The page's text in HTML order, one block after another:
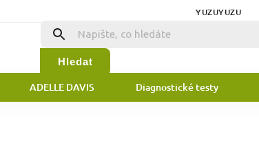
YUZUYUZU
Hledat
ADELLE DAVIS Diagnostické testy